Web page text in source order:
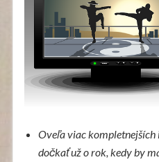
Oveľa viac
dočkať už o rok, kedy by